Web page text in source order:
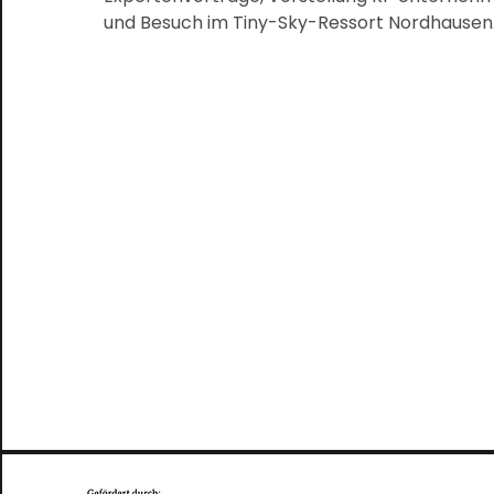
und Besuch im Tiny-Sky-Ressort